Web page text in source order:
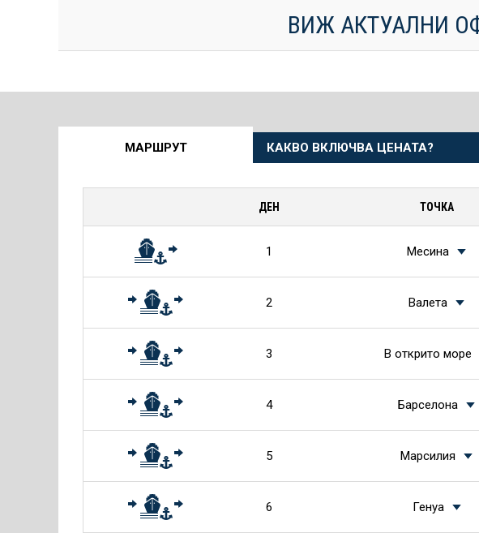
ВИЖ АКТУАЛНИ
МАРШРУТ КАКВО ВКЛЮЧВА ЦЕНАТА?
ДЕН ТОЧКА
1 Месина
2 Валета
3 В открито море
4 Барселона
5 Марсилия
6 Генуа